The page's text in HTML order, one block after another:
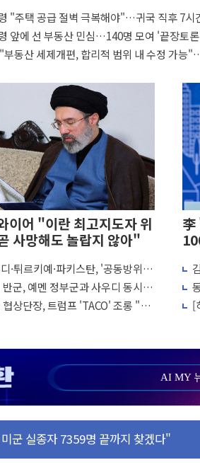
"주택 공급 절벽 극복해야"…귀국 직후 7시
앞에 선 부동산 민심…140명 모여 '끝장토
부동산 세제개편, 합리적 범위 내 수정 가능
이어 "이란 최고지도자 위
사망해도 놀랍지 않아"
·튀르키예·파키스탄, '공동방위
체결… 수니파 국가들의 새 안보
구도
반군, 예멘 정부군과 사우디 동시 공
기 고조되는 또 다른 중동 화약고
협상단장, 트럼프 'TACO' 조롱 "쇼
李
[
AI MY
근 1주일 이상 '올스톱'… 美 해상봉쇄
"또 개입했나" 촉각
고용 쇼크에 반도체주 '활짝'
크'…9월 금리 인상 기대 후퇴
정 체결
·클라우드플레어·태양광주↑ VS 트레
실종자 7359명 끝까지 찾겠다"
워시엔 톤 낮춰
설...포항시 '시끌'